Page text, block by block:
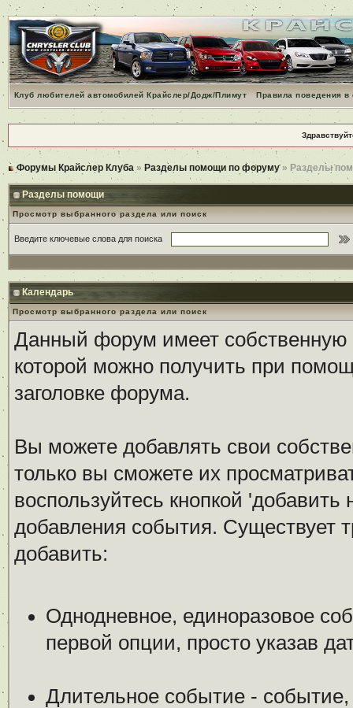
Клуб любителей автомобилей Крайслер/Додж/Плимут Правила поведения
Форумы Крайслер Клуба » Разделы помощи по форуму» Разделы
Разделы помощи
Просмотр выбранного раздела или поиск
Введите ключевые слова для поиска
Календарь
Просмотр выбранного раздела или поиск
Данный форум имеет собственную
которой можно получить при
заголовке форума.
Вы можете добавлять свои
только вы сможете их
воспользуйтесь кнопкой
добавления события. Существует
добавить:
Однодневное, единоразовое
первой опции, просто указав
Длительное событие -